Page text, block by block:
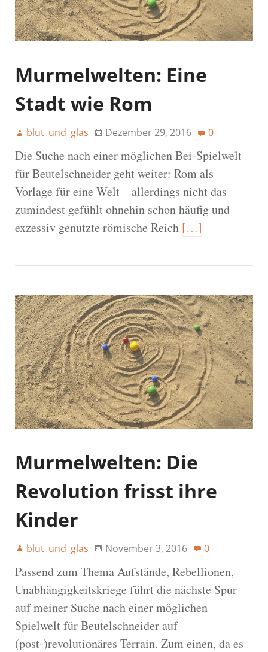
Murmelwelten: Eine
Stadt wie Rom
blut_und_glas Dezember 29, 2016 0
Die Suche nach einer möglichen Bei-Spielwelt
für Beutelschneider geht weiter: Rom als
Vorlage für eine Welt – allerdings nicht das
zumindest gefühlt ohnehin schon häufig und
exzessiv genutzte römische Reich […]
Murmelwelten: Die
Revolution frisst ihre
Kinder
blut_und_glas November 3, 2016 0
Passend zum Thema Aufstände, Rebellionen,
Unabhängigkeitskriege führt die nächste Spur
auf meiner Suche nach einer möglichen
Spielwelt für Beutelschneider auf
(post-)revolutionäres Terrain. Zum einen, da es